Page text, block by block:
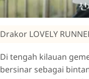
Drakor LOVELY
Di tengah kilauan
bersinar sebagai